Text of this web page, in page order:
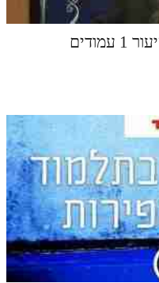
הדף היומי בתע"ס – חלק ה | שיעור 1 עמודים